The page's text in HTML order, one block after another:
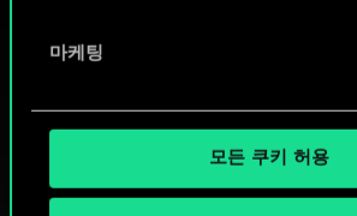
마케팅
모든 쿠키 허용